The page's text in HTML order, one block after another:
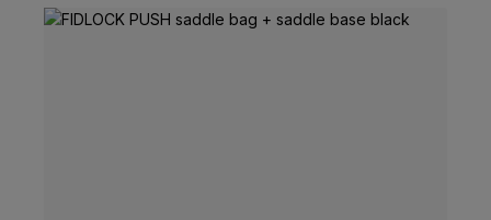
Bildergalerie überspringen